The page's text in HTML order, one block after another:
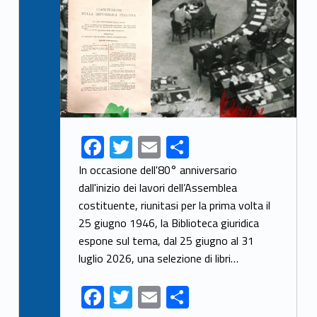
F
ac
e
b
o
o
k
T
w
itt
er
E
m
ai
l
S
h
ar
e
In occasione dell'80° anniversario
dall'inizio dei lavori dell’Assemblea
costituente, riunitasi per la prima volta il
25 giugno 1946, la Biblioteca giuridica
espone sul tema, dal 25 giugno al 31
luglio 2026, una selezione di libri…
F T E S